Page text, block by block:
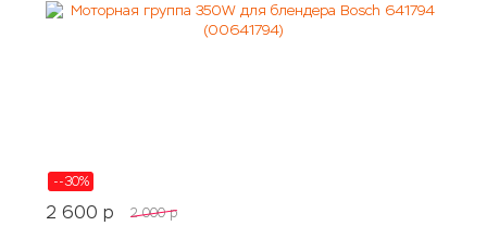
--30%
2 600 p 2 000 p